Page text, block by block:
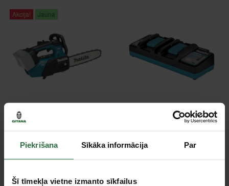
Piekrišana Sīkāka informācija Par
Šī tīmekļa vietne izmanto sīkfailus
Akcija! Jauna
Akumulatora motorzāģis
MAKITA UC031GZ 40V
MAX XGT
339,00 €
Ir noliktavā
Divkāršs lēnais lādētājs
MAKITA DC40WA 40V
MAX XGT
122,68 €
Pasūtāma prece